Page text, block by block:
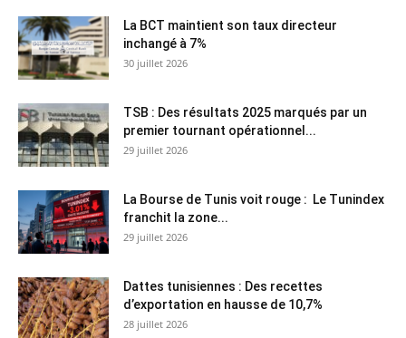
La BCT maintient son taux directeur
inchangé à 7%
30 juillet 2026
TSB : Des résultats 2025 marqués par un
premier tournant opérationnel...
29 juillet 2026
La Bourse de Tunis voit rouge : Le Tunindex
franchit la zone...
29 juillet 2026
Dattes tunisiennes : Des recettes
d’exportation en hausse de 10,7%
28 juillet 2026